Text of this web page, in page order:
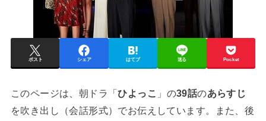
ポスト シェア はてブ 送る Pocket
このページは、朝ドラ「ひよっこ 」の39話のあらすじ
を吹き出し（会話形式）でお伝えしています。また、後